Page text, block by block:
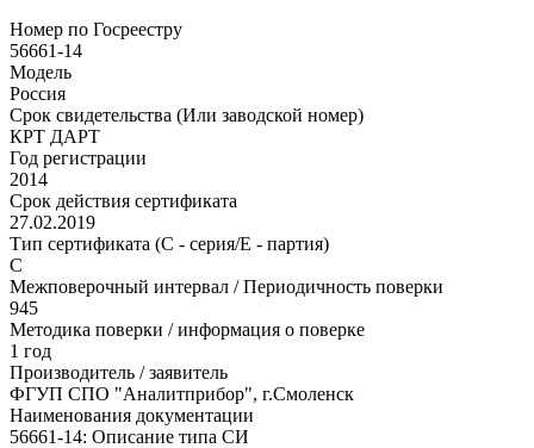
Номер по Госреестру
56661-14
Модель
Россия
Срок свидетельства (Или заводской номер)
КРТ ДАРТ
Год регистрации
2014
Срок действия сертификата
27.02.2019
Тип сертификата (C - серия/E - партия)
C
Межповерочный интервал / Периодичность поверки
945
Методика поверки / информация о поверке
1 год
Производитель / заявитель
ФГУП СПО "Аналитприбор", г.Смоленск
Наименования документации
56661-14: Описание типа СИ